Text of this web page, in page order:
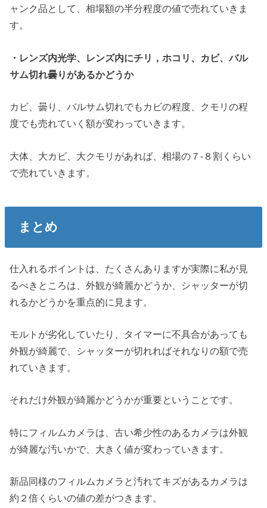
ャンク品として、相場額の半分程度の値で売れていきま
す。
・レンズ内光学、レンズ内にチリ，ホコリ、カビ、バル
サム切れ曇りがあるかどうか
カビ、曇り、バルサム切れでもカビの程度、クモリの程
度でも売れていく額が変わっていきます。
大体、大カビ、大クモリがあれば、相場の７-８割くらい
で売れていきます。
まとめ
仕入れるポイントは、たくさんありますが実際に私が見
るべきところは、外観が綺麗かどうか、シャッターが切
れるかどうかを重点的に見ます。
モルトが劣化していたり、タイマーに不具合があっても
外観が綺麗で、シャッターが切れればそれなりの額で売
れていきます。
それだけ外観が綺麗かどうかが重要ということです。
特にフィルムカメラは、古い希少性のあるカメラは外観
が綺麗な汚いかで、大きく値が変わっていきます。
新品同様のフィルムカメラと汚れてキズがあるカメラは
約２倍くらいの値の差がつきます。